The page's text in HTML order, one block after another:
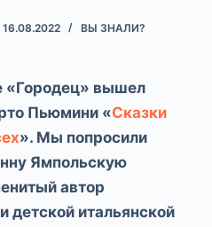
16.08.2022 ВЫ ЗНАЛИ?
«Городец» вышел
Пьюмини «Сказки
». Мы попросили
Ямпольскую
автор
детской итальянской